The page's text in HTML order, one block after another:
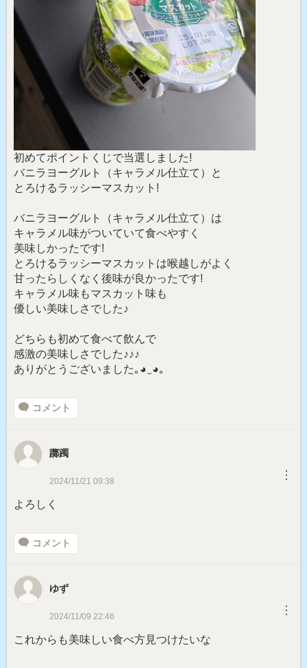
初めてポイントくじで当選しました!
バニラヨーグルト（キャラメル仕立て）と
とろけるラッシーマスカット!
バニラヨーグルト（キャラメル仕立て）は
キャラメル味がついていて食べやすく
美味しかったです!
とろけるラッシーマスカットは喉越しがよく
甘ったらしくなく後味が良かったです!
キャラメル味もマスカット味も
優しい美味しさでした♪
どちらも初めて食べて飲んで
感激の美味しさでした♪♪♪
ありがとうございました｡⁠◕⁠‿⁠◕⁠｡
コメント
躑躅
2024/11/21 09:38 ︙
よろしく
コメント
ゆず
2024/11/09 22:46 ︙
これからも美味しい食べ方見つけたいな